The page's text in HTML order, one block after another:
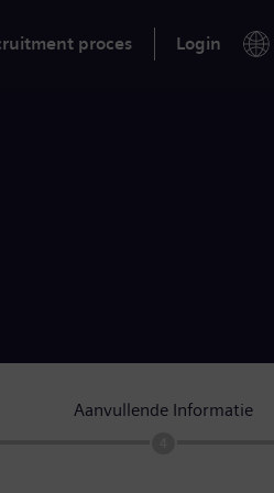
proces Login
Aanvullende Informatie